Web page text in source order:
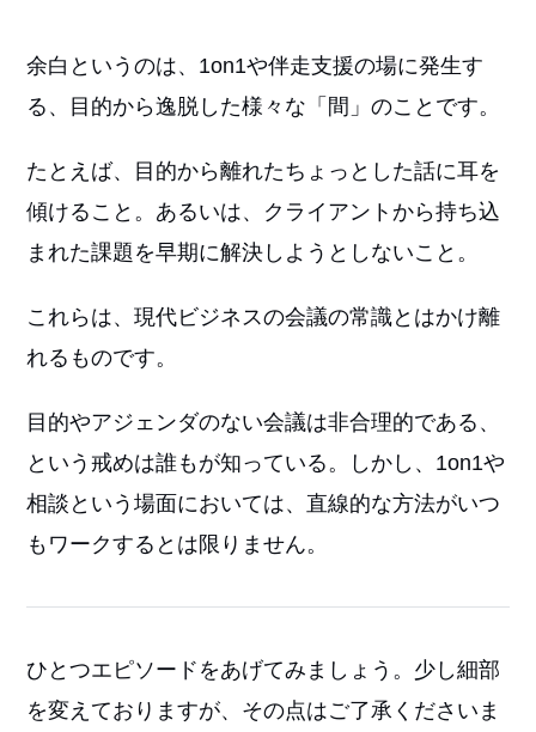
余白というのは、1on1や伴走支援の場に発生す
る、目的から逸脱した様々な「間」のことです。
たとえば、目的から離れたちょっとした話に耳を
傾けること。あるいは、クライアントから持ち込
まれた課題を早期に解決しようとしないこと。
これらは、現代ビジネスの会議の常識とはかけ離
れるものです。
目的やアジェンダのない会議は非合理的である、
という戒めは誰もが知っている。しかし、1on1や
相談という場面においては、直線的な方法がいつ
もワークするとは限りません。
ひとつエピソードをあげてみましょう。少し細部
を変えておりますが、その点はご了承くださいま